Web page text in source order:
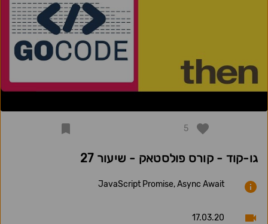
5
גו-קוד - קורס פולסטאק - שיעור 27
JavaScript Promise, Async Await
17.03.20